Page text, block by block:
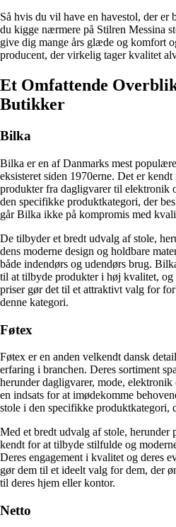
Så hvis du vil have en havestol, der
du kigge nærmere på Stilren Messina
give dig mange års glæde og komfort
producent, der virkelig tager kvalitet
Et Omfattende
Butikker
Bilka
Bilka er en af Danmarks mest
eksisteret siden 1970erne. Det er
produkter fra dagligvarer til elektronik
den specifikke produktkategori, der
går Bilka ikke på kompromis med
De tilbyder et bredt udvalg af stole,
dens moderne design og holdbare
både indendørs og udendørs brug.
til at tilbyde produkter i høj kvalitet, og
priser gør det til et attraktivt valg for
denne kategori.
Føtex
Føtex er en anden velkendt dansk
erfaring i branchen. Deres sortiment
herunder dagligvarer, mode,
en indsats for at imødekomme
stole i den specifikke produktkategori,
Med et bredt udvalg af stole, herunder
kendt for at tilbyde stilfulde og
Deres engagement i kvalitet og deres
gør dem til et ideelt valg for dem, der
til deres hjem eller kontor.
Netto